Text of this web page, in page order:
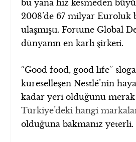
bu yana hız kesmeden
2008’de 67 milyar Euroluk
ulaşmıştı. Fortune Global
dünyanın en karlı şirketi.
“Good food, good life”
küreselleşen Nestlé’nin
kadar yeri olduğunu merak
Türkiye’deki hangi
olduğuna bakmanız yeterli.